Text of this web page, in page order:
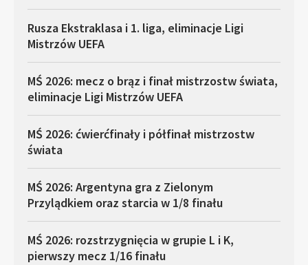
Rusza Ekstraklasa i 1. liga, eliminacje Ligi
Mistrzów UEFA
MŚ 2026: mecz o brąz i finał mistrzostw świata,
eliminacje Ligi Mistrzów UEFA
MŚ 2026: ćwierćfinały i półfinał mistrzostw
świata
MŚ 2026: Argentyna gra z Zielonym
Przylądkiem oraz starcia w 1/8 finału
MŚ 2026: rozstrzygnięcia w grupie L i K,
pierwszy mecz 1/16 finału